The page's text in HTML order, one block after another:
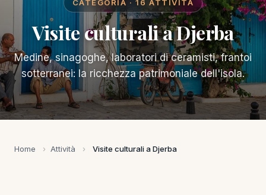
CATEGORIA · 16 ATTIVITÀ
Visite culturali a Djerba
Medine, sinagoghe, laboratori di ceramisti, frantoi
sotterranei: la ricchezza patrimoniale dell'isola.
Home › Attività › Visite culturali a Djerba